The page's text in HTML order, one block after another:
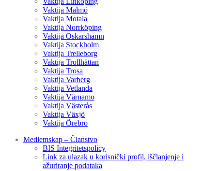
Vaktija Malmö
Vaktija Motala
Vaktija Norrköping
Vaktija Oskarshamn
Vaktija Stockholm
Vaktija Trelleborg
Vaktija Trollhättan
Vaktija Trosa
Vaktija Varberg
Vaktija Vetlanda
Vaktija Värnamo
Vaktija Västerås
Vaktija Växjö
Vaktija Örebro
Medlemskap – Članstvo
BIS Integritetspolicy
Link za ulazak u korisnički profil, iščlanjenje i
ažuriranje podataka